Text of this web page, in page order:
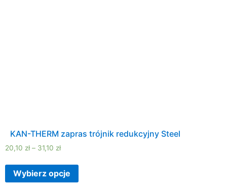
KAN-THERM zapras trójnik redukcyjny Steel
20,10 zł – 31,10 zł
Wybierz opcje